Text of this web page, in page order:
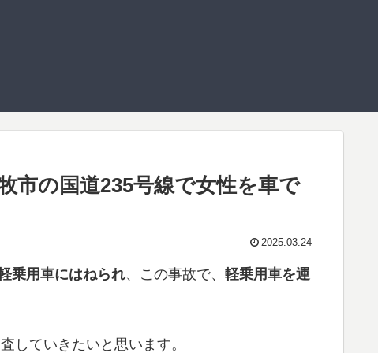
市の国道235号線で女性を車で
2025.03.24
乗用車にはねられ、この事故で、 軽乗用車を運
していきたいと思います。